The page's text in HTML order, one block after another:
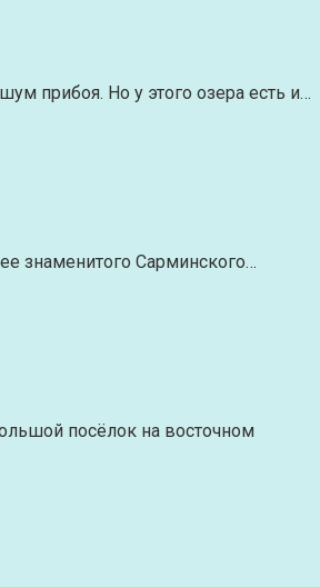
прибоя. Но у этого озера есть и…
знаменитого Сарминского…
посёлок на восточном